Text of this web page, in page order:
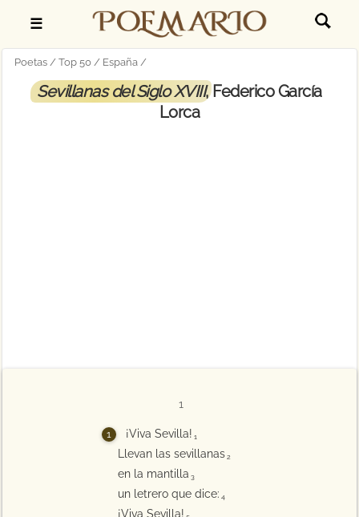
☰
Poetas Top 50 España
Sevillanas del Siglo XVIII, Federico García
Lorca
1
¡Viva Sevilla! 1
Llevan las sevillanas 2
en la mantilla 3
un letrero que dice: 4
¡Viva Sevilla!